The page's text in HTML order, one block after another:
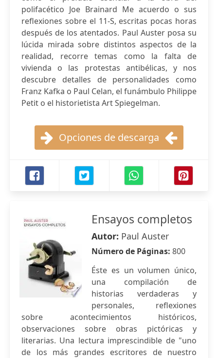
polifacético Joe Brainard Me acuerdo o sus
reflexiones sobre el 11-S, escritas pocas horas
después de los atentados. Paul Auster posa su
lúcida mirada sobre distintos aspectos de la
realidad, recorre temas como la falta de
vivienda o las protestas antibélicas, y nos
descubre detalles de personalidades como
Franz Kafka o Paul Celan, el funámbulo Philippe
Petit o el historietista Art Spiegelman.
Opciones de descarga
Ensayos completos
Autor: Paul Auster
Número de Páginas: 800
Éste es un volumen único,
una compilación de
historias verdaderas y
personales, reflexiones
sobre acontecimientos históricos,
observaciones sobre obras pictóricas y
literarias. Una lectura imprescindible de "uno
de los más grandes escritores de nuestro